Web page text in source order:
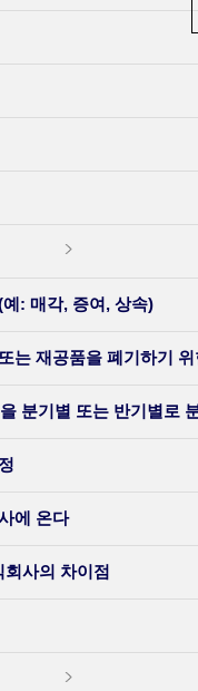
: 매각, 증여, 상속)
는 재공품을 폐기하기
분기별 또는 반기별로
에 온다
사의 차이점